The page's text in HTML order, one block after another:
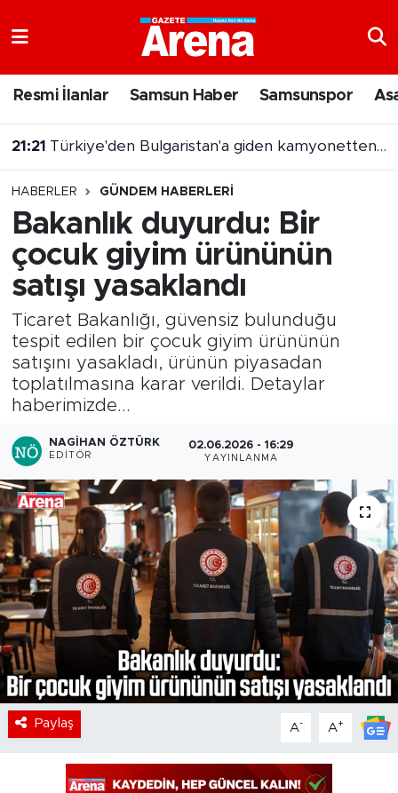
Resmi İlanlar Samsun Haber Samsunspor
21:21 Türkiye'den Bulgaristan'a giden kamyonetten 5 kilo altın çıktı
HABERLER GÜNDEM HABERLERI
Bakanlık duyurdu: Bir
çocuk giyim ürününün
satışı yasaklandı
Ticaret Bakanlığı, güvensiz bulunduğu
tespit edilen bir çocuk giyim ürününün
satışını yasakladı, ürünün piyasadan
toplatılmasına karar verildi. Detaylar
haberimizde...
NAGIHAN ÖZTÜRK
EDITÖR
02.06.2026 - 16:29
YAYINLANMA
Paylaş A- A+
Samsun Namaz Vakitleri
Süper Lig Puan Durumu ve Fikstür
Tüm Manşetler
Son Dakika Haberleri
Haber Arşivi